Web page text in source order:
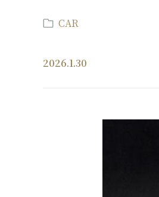
CAR
2026.1.30